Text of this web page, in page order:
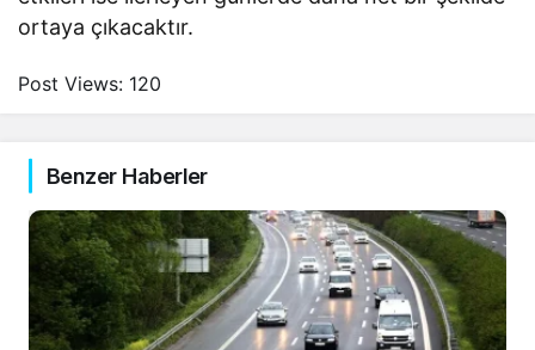
ortaya çıkacaktır.
Post Views: 120
Benzer Haberler